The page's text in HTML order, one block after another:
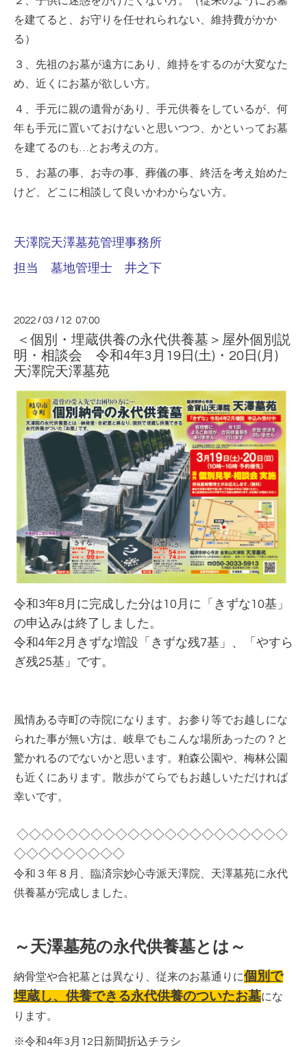
を建てると、お守りを任せれられない、維持費がかか
る）
３、先祖のお墓が遠方にあり、維持をするのが大変なた
め、近くにお墓が欲しい方。
４、手元に親の遺骨があり、手元供養をしているが、何
年も手元に置いておけないと思いつつ、かといってお墓
を建てるのも…とお考えの方。
５、お墓の事、お寺の事、葬儀の事、終活を考え始めた
けど、どこに相談して良いかわからない方。
天澤院天澤墓苑管理事務所
担当 墓地管理士 井之下
2022 /03 / 12 07:00
＜個別・埋蔵供養の永代供養墓＞屋外個別説
明・相談会 令和4年3月19日(土)・20日(月)
天澤院天澤墓苑
令和3年8月に完成した分は10月に「きずな10基」
の申込みは終了しました。
令和4年2月きずな増設「きずな残7基」、「やすら
ぎ残25基」です。
風情ある寺町の寺院になります。お参り等でお越しにな
られた事が無い方は、岐阜でもこんな場所あったの？と
驚かれるのでないかと思います。粕森公園や、梅林公園
も近くにあります。散歩がてらでもお越しいただければ
幸いです。
◇◇◇◇◇◇◇◇◇◇◇◇◇◇◇◇◇◇◇◇◇◇
◇◇◇◇◇◇◇◇◇
令和３年８月、臨済宗妙心寺派天澤院、天澤墓苑に永代
供養墓が完成しました。
～天澤墓苑の永代供養墓とは～
納骨堂や合祀墓とは異なり、従来のお墓通りに個別で
埋蔵し、供養できる永代供養のついたお墓にな
ります。
※令和4年3月12日新聞折込チラシ